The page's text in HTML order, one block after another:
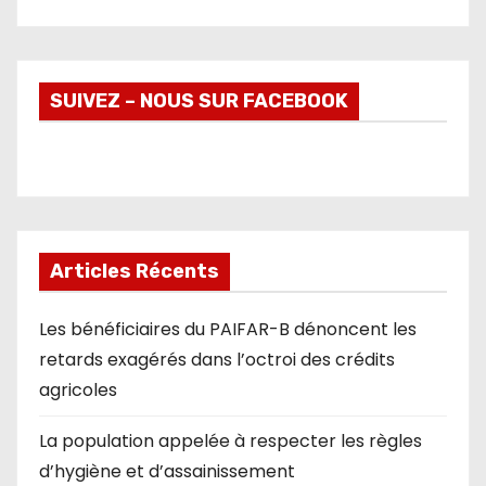
SUIVEZ – NOUS SUR FACEBOOK
Articles Récents
Les bénéficiaires du PAIFAR-B dénoncent les
retards exagérés dans l’octroi des crédits
agricoles
La population appelée à respecter les règles
d’hygiène et d’assainissement